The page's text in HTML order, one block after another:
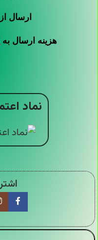
ارسال
هزینه ارسال
نماد